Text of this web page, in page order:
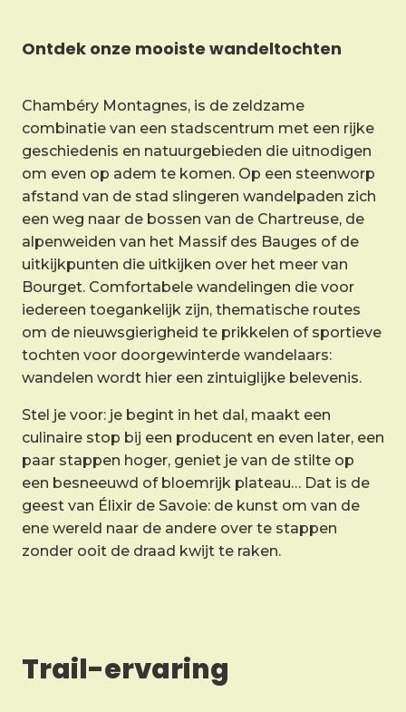
Ontdek onze mooiste wandeltochten
Chambéry Montagnes, is de zeldzame
combinatie van een stadscentrum met een rijke
geschiedenis en natuurgebieden die uitnodigen
om even op adem te komen. Op een steenworp
afstand van de stad slingeren wandelpaden zich
een weg naar de bossen van de Chartreuse, de
alpenweiden van het Massif des Bauges of de
uitkijkpunten die uitkijken over het meer van
Bourget. Comfortabele wandelingen die voor
iedereen toegankelijk zijn, thematische routes
om de nieuwsgierigheid te prikkelen of sportieve
tochten voor doorgewinterde wandelaars:
wandelen wordt hier een zintuiglijke belevenis.
Stel je voor: je begint in het dal, maakt een
culinaire stop bij een producent en even later, een
paar stappen hoger, geniet je van de stilte op
een besneeuwd of bloemrijk plateau… Dat is de
geest van Élixir de Savoie: de kunst om van de
ene wereld naar de andere over te stappen
zonder ooit de draad kwijt te raken.
Trail-ervaring